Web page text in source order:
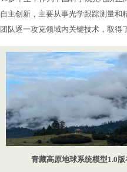
自主创新，主要从事光学跟踪测量和
团队逐一攻克领域内关键技术，取得
青藏高原地球系统模型1.0